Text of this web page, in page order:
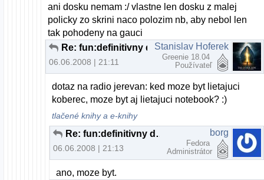
ani dosku nemam :/ vlastne len dosku z malej
policky zo skrini naco polozim nb, aby nebol len
tak pohodeny na gauci
Re: fun:definitivny dovod na odchod z MS:)
06.06.2008 | 21:11
Stanislav Hoferek
Greenie 18.04
Používateľ
dotaz na radio jerevan: ked moze byt lietajuci
koberec, moze byt aj lietajuci notebook? :)
tlačené knihy a e-knihy
Re: fun:definitivny dovod na odchod z MS:)
06.06.2008 | 21:13
borg
Fedora
Administrátor
ano, moze byt.